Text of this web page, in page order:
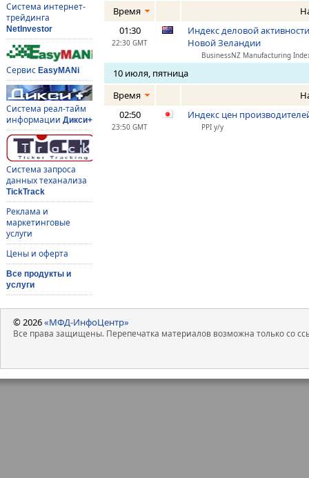
Система интернет-
трейдинга
NetInvestor
Сервис EasyMANi
Система реал-тайм
информации Дикси+
Система запроса
данных теханализа
TickTrack
Реклама и
маркетинговые
услуги
Цены и оферта
Все продукты и
услуги
Время
01:30
22:30 GMT
Индекс деловой
Новой Зеландии
BusinessNZ Manufacturing
10 июля, пятница
Время
02:50
23:50 GMT
Индекс цен
PPI y/y
© 2026«МФД-ИнфоЦентр»
Все права защищены. Перепечатка материалов возможна только со